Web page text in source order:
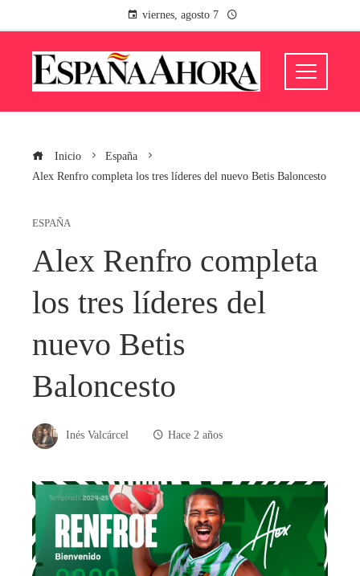
viernes, agosto 7
Inicio
España
Alex Renfro completa los tres líderes del nuevo Betis Baloncesto
ESPAÑA
Alex Renfro completa
los tres líderes del
nuevo Betis
Baloncesto
Inés Valcárcel Hace 2 años